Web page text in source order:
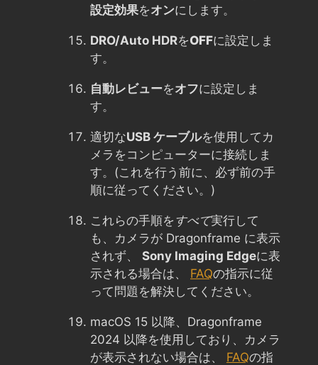
設定効果をオンにします。
DRO/Auto HDRをOFFに設定しま
す。
自動レビューをオフに設定しま
す。
適切なUSB ケーブルを使用してカ
メラをコンピューターに接続しま
す。(これを行う前に、必ず前の手
順に従ってください。)
これらの手順をすべて実行して
も、カメラが Dragonframe に表示
されず、 Sony Imaging Edgeに表
示される場合は、 FAQの指示に従
って問題を解決してください。
macOS 15 以降、Dragonframe
2024 以降を使用しており、カメラ
が表示されない場合は、 FAQの指